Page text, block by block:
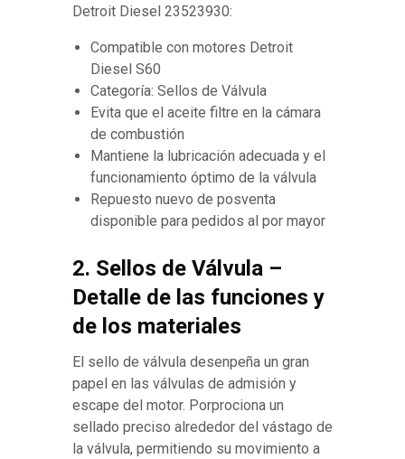
Detroit Diesel 23523930:
Compatible con motores Detroit
Diesel S60
Categoría: Sellos de Válvula
Evita que el aceite filtre en la cámara
de combustión
Mantiene la lubricación adecuada y el
funcionamiento óptimo de la válvula
Repuesto nuevo de posventa
disponible para pedidos al por mayor
2. Sellos de Válvula –
Detalle de las funciones y
de los materiales
El sello de válvula desenpeña un gran
papel en las válvulas de admisión y
escape del motor. Porprociona un
sellado preciso alrededor del vástago de
la válvula, permitiendo su movimiento a